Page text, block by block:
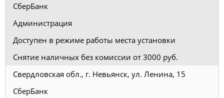
СберБанк
Администрация
Доступен в режиме работы места установки
Снятие наличных без комиссии от 3000 руб.
Свердловская обл., г. Невьянск, ул. Ленина, 15
СберБанк